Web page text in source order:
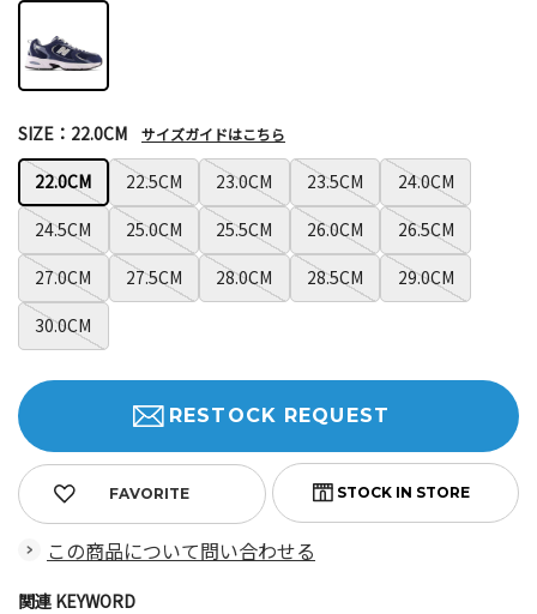
22.0CM 22.5CM 23.0CM 23.5CM
24.0CM
24.5CM
25.0CM 25.5CM 26.0CM
26.5CM
27.0CM
27.5CM 28.0CM 28.5CM
29.0CM
30.0CM
SIZE：22.0CM サイズガイドはこちら
FAVORITE
RESTOCK REQUEST
この商品について問い合わせる
関連 KEYWORD